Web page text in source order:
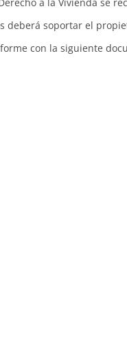
deberá soportar el
con la siguiente